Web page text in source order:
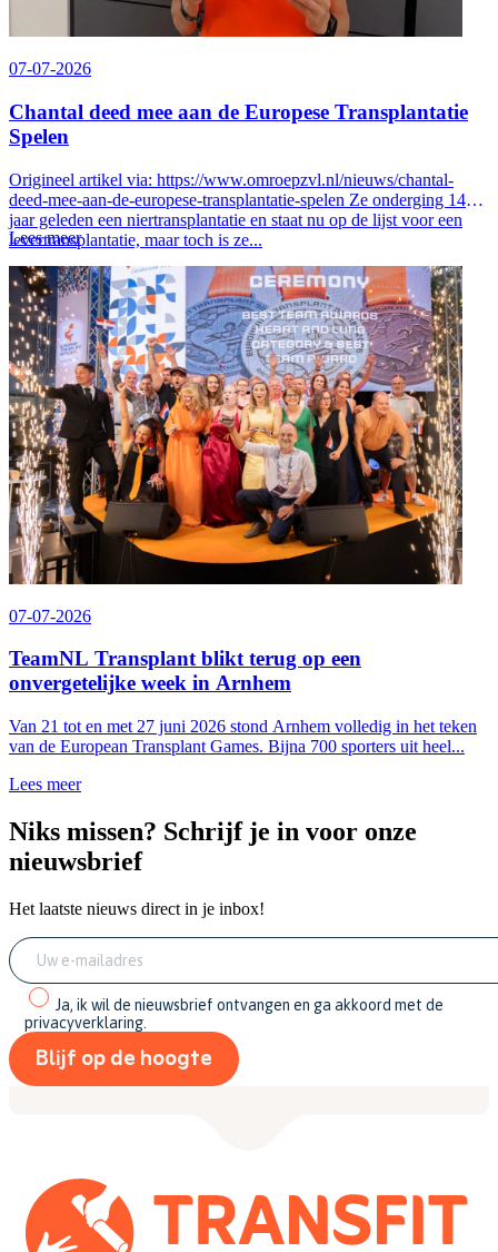
07-07-2026
Chantal deed mee aan de Europese Transplantatie
Spelen
Origineel artikel via: https://www.omroepzvl.nl/nieuws/chantal-
deed-mee-aan-de-europese-transplantatie-spelen Ze onderging 14
jaar geleden een niertransplantatie en staat nu op de lijst voor een
levertransplantatie, maar toch is ze...
Lees meer
07-07-2026
TeamNL Transplant blikt terug op een
onvergetelijke week in Arnhem
Van 21 tot en met 27 juni 2026 stond Arnhem volledig in het teken
van de European Transplant Games. Bijna 700 sporters uit heel...
Lees meer
Niks missen? Schrijf je in voor onze
nieuwsbrief
Het laatste nieuws direct in je inbox!
Ja, ik wil de nieuwsbrief ontvangen en ga akkoord met de
privacyverklaring.